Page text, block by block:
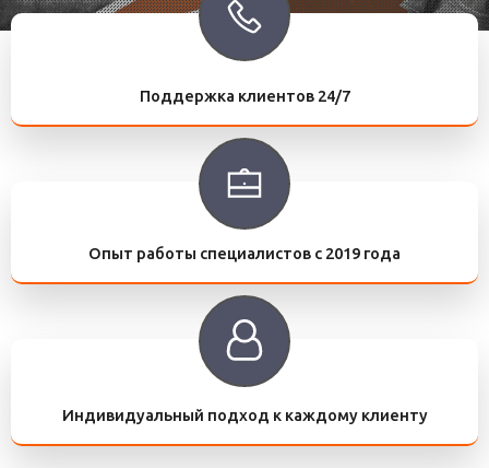
Поддержка клиентов 24/7
Опыт работы специалистов с 2019 года
Индивидуальный подход к каждому клиенту